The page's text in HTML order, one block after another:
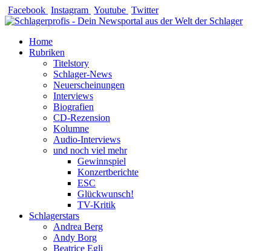
Zum
Inhalt
Facebook Instagram Youtube Twitter
Home
Rubriken
Titelstory
Schlager-News
Neuerscheinungen
Interviews
Biografien
CD-Rezension
Kolumne
Audio-Interviews
und noch viel mehr
Gewinnspiel
Konzertberichte
ESC
Glückwunsch!
TV-Kritik
Schlagerstars
Andrea Berg
Andy Borg
Beatrice Egli